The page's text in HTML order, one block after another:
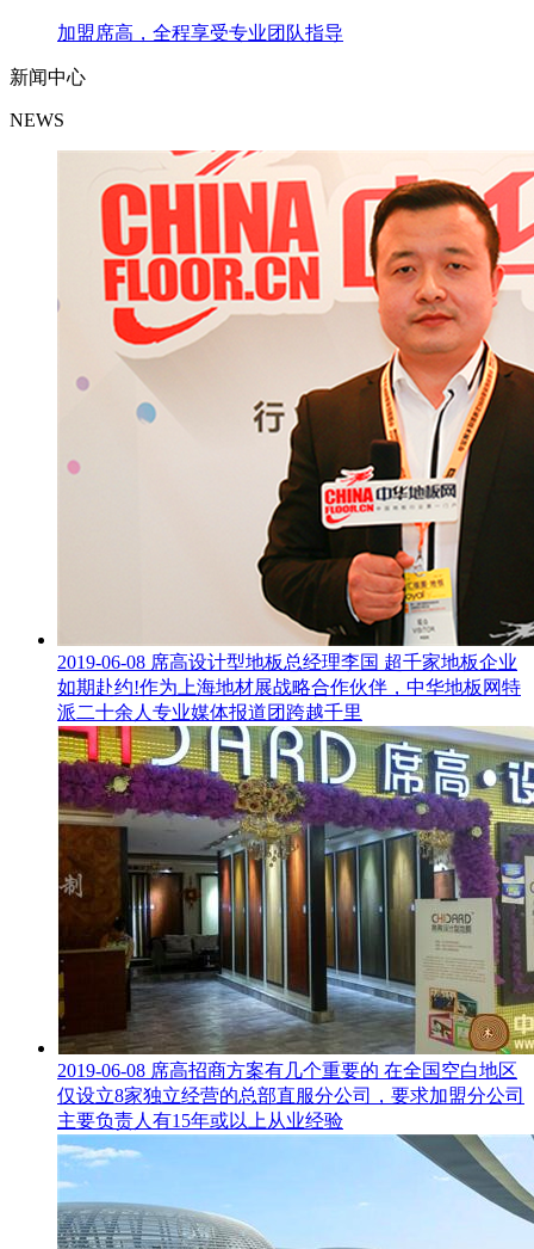
加盟席高，全程享受专业团队指导
新闻中心
NEWS
2019-06-08 席高设计型地板总经理李国 超千家地板企业
如期赴约!作为上海地材展战略合作伙伴，中华地板网特
派二十余人专业媒体报道团跨越千里
2019-06-08 席高招商方案有几个重要的 在全国空白地区
仅设立8家独立经营的总部直服分公司，要求加盟分公司
主要负责人有15年或以上从业经验